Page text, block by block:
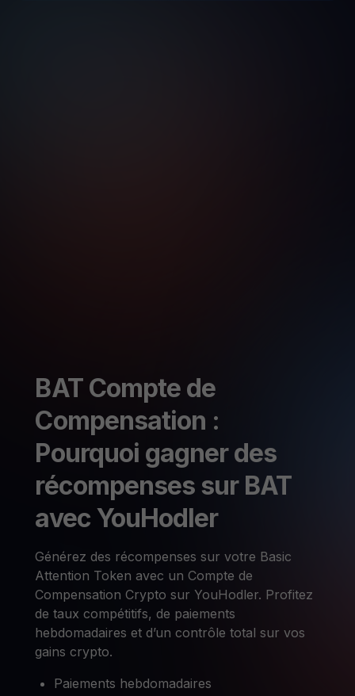
BAT Compte de
Compensation :
Pourquoi gagner des
récompenses sur BAT
avec YouHodler
Générez des récompenses sur votre Basic
Attention Token avec un Compte de
Compensation Crypto sur YouHodler. Profitez
de taux compétitifs, de paiements
hebdomadaires et d’un contrôle total sur vos
gains crypto.
Paiements hebdomadaires